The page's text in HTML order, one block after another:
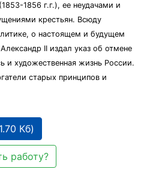
1856 г.г.), ее неудачами и
крестьян. Всюду
о настоящем и будущем
II издал указ об отмене
и художественная жизнь России.
старых принципов и
Кб)
работу?